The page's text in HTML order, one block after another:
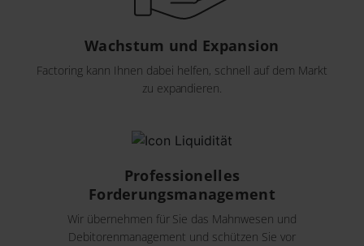
Wachstum und Expansion
Factoring kann Ihnen dabei helfen, schnell auf dem Markt
zu expandieren.
Professionelles
Forderungsmanagement
Wir übernehmen für Sie das Mahnwesen und
Debitorenmanagement und schützen Sie vor